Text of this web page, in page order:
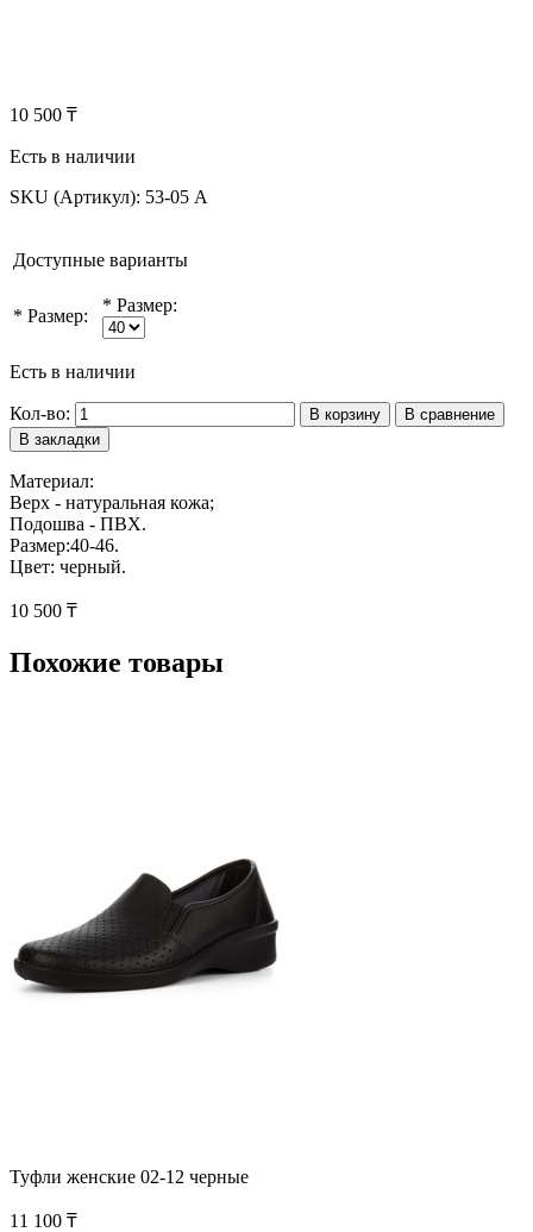
10 500 ₸
Есть в наличии
SKU (Артикул): 53-05 А
Доступные варианты
* Размер:
* Размер:
Есть в наличии
Кол-во: В корзину
В сравнение
В закладки
Материал:
Верх - натуральная кожа;
Подошва - ПВХ.
Размер:40-46.
Цвет: черный.
10 500 ₸
Похожие товары
Туфли женские 02-12 черные
11 100 ₸